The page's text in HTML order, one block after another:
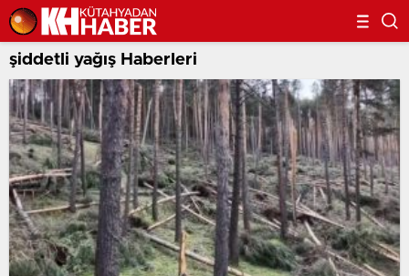
şiddetli yağış Haberleri